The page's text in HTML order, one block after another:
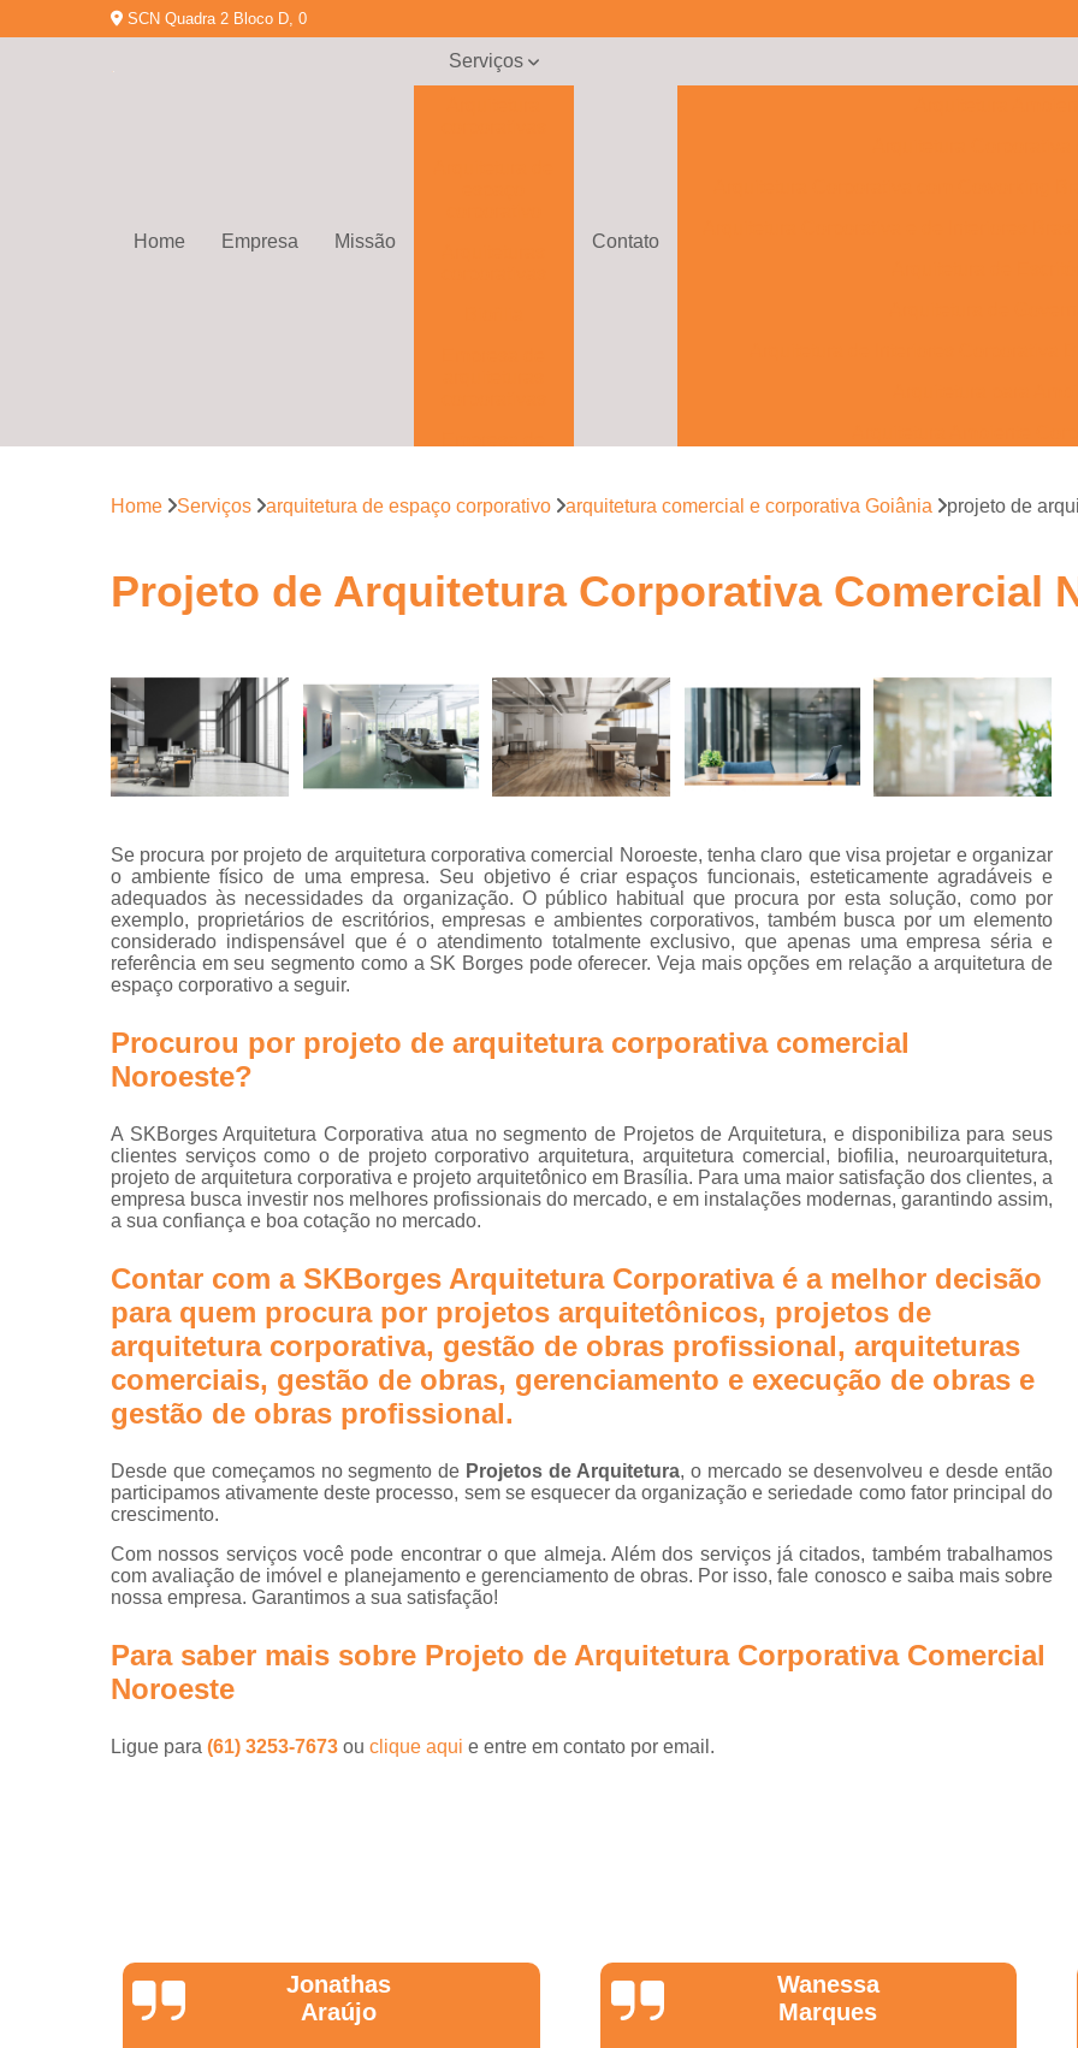
SCN Quadra 2 Bloco D, 0
Home Empresa Missão
Serviços
Gerenciamento
Neuro
arquitetura
Projeto de
escritório
escritórios
Projeto turn
key
Projetos
arquitetura
Projetos turn
key
Contato
Arquitetura com
Arquitetura
Arquitetura Corporativa
Arquitetura Corporativa Comercial Goiânia
Arquitetura
Arquitetura Corporativa Estilo
Arquitetura Corporativa em Brasília
Arquitetura Corporativo
Arquitetura Design Corporativo
Projetos de Arquitetura Corporativa
Design Biofílico
Design Biofílico
Design Biofílico em Goiânia
Projeto Biofílico
Arquitetura de
Arquitetura de Salas
Arquitetura para Sala
Escritório
Escritório de Arquitetura
Projeto de Arquitetura Corporativa em São
Projeto de Arquitetura para
Empresa de Arquitetura para
Empresa para
Escritório de Arquitetura para
Home Serviços arquitetura de espaço corporativo arquitetura comercial e corporativa Goiânia projeto de
Projeto de Arquitetura Corporativa Comercial
Se procura por projeto de arquitetura corporativa comercial Noroeste, tenha claro que visa projetar e organizar
o ambiente físico de uma empresa. Seu objetivo é criar espaços funcionais, esteticamente agradáveis e
adequados às necessidades da organização. O público habitual que procura por esta solução, como por
exemplo, proprietários de escritórios, empresas e ambientes corporativos, também busca por um elemento
considerado indispensável que é o atendimento totalmente exclusivo, que apenas uma empresa séria e
referência em seu segmento como a SK Borges pode oferecer. Veja mais opções em relação a arquitetura de
espaço corporativo a seguir.
Procurou por projeto de arquitetura corporativa comercial
Noroeste?
A SKBorges Arquitetura Corporativa atua no segmento de Projetos de Arquitetura, e disponibiliza para seus
clientes serviços como o de projeto corporativo arquitetura, arquitetura comercial, biofilia, neuroarquitetura,
projeto de arquitetura corporativa e projeto arquitetônico em Brasília. Para uma maior satisfação dos clientes, a
empresa busca investir nos melhores profissionais do mercado, e em instalações modernas, garantindo assim,
a sua confiança e boa cotação no mercado.
Contar com a SKBorges Arquitetura Corporativa é a melhor decisão
para quem procura por projetos arquitetônicos, projetos de
arquitetura corporativa, gestão de obras profissional, arquiteturas
comerciais, gestão de obras, gerenciamento e execução de obras e
gestão de obras profissional.
Desde que começamos no segmento de Projetos de Arquitetura, o mercado se desenvolveu e desde então
participamos ativamente deste processo, sem se esquecer da organização e seriedade como fator principal do
crescimento.
Com nossos serviços você pode encontrar o que almeja. Além dos serviços já citados, também trabalhamos
com avaliação de imóvel e planejamento e gerenciamento de obras. Por isso, fale conosco e saiba mais sobre
nossa empresa. Garantimos a sua satisfação!
Para saber mais sobre Projeto de Arquitetura Corporativa Comercial
Noroeste
Ligue para (61) 3253-7673 ou clique aqui e entre em contato por email.
Jonathas
Araújo
Wanessa
Marques